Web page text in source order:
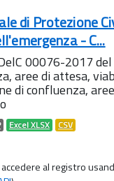
di Protezione
- C...
00076-2017
aree di attesa,
di confluenza, aree
Excel XLSX CSV
al registro